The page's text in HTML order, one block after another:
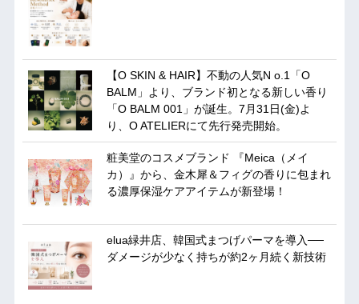
【O SKIN & HAIR】不動の人気N o.1「O
BALM」より、ブランド初となる新しい香り
「O BALM 001」が誕生。7月31日(金)よ
り、O ATELIERにて先行発売開始。
粧美堂のコスメブランド 『Meica（メイ
カ）』から、金木犀＆フィグの香りに包まれ
る濃厚保湿ケアアイテムが新登場！
elua緑井店、韓国式まつげパーマを導入──
ダメージが少なく持ちが約2ヶ月続く新技術